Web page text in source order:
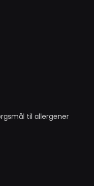
til allergener